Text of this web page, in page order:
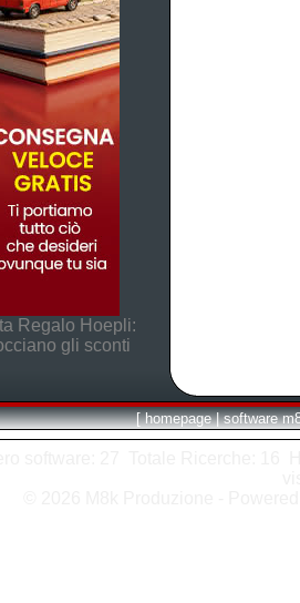
Regalo Hoepli:
gli sconti
[ homepage | software